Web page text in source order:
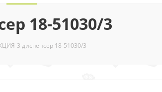
18-51030/3
3 диспенсер 18-51030/3